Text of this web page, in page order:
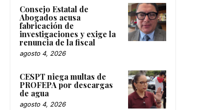
Consejo Estatal de
Abogados acusa
fabricación de
investigaciones y exige la
renuncia de la fiscal
agosto 4, 2026
CESPT niega multas de
PROFEPA por descargas
de agua
agosto 4, 2026